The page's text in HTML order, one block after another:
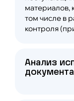
материалов,
том числе в
контроля
Анализ